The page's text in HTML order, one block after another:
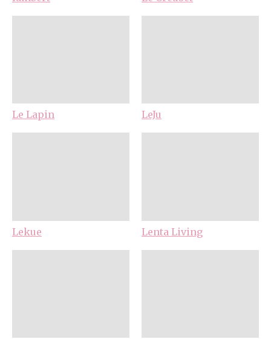
Le Lapin LeJu
Lekue Lenta Living